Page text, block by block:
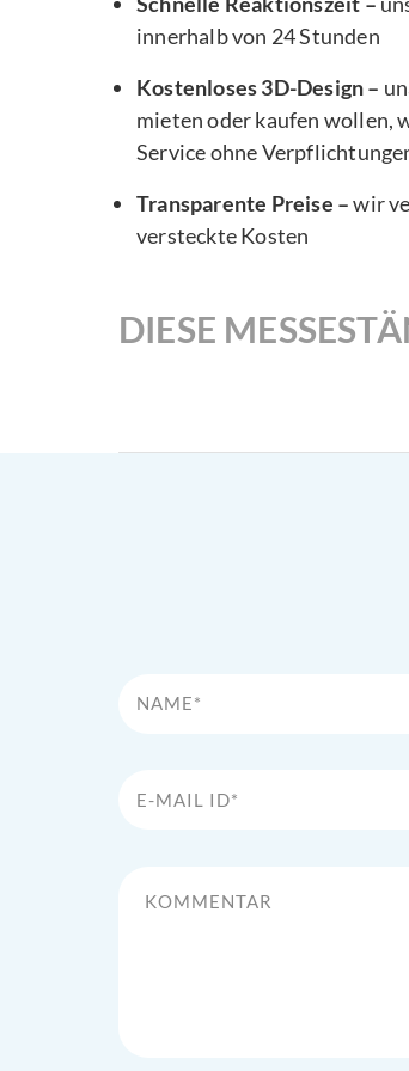
innerhalb von 24 Stunden
Kostenloses 3D-Design –
mieten oder kaufen wollen,
Service ohne
Transparente Preise –wir
versteckte Kosten
DIESE